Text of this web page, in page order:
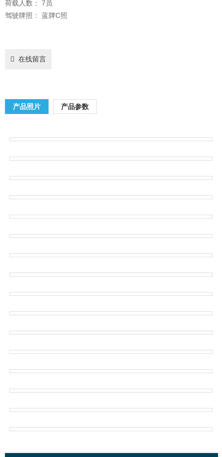
荷载人数：
7员
驾驶牌照：
蓝牌C照
在线留言
产品照片 产品参数